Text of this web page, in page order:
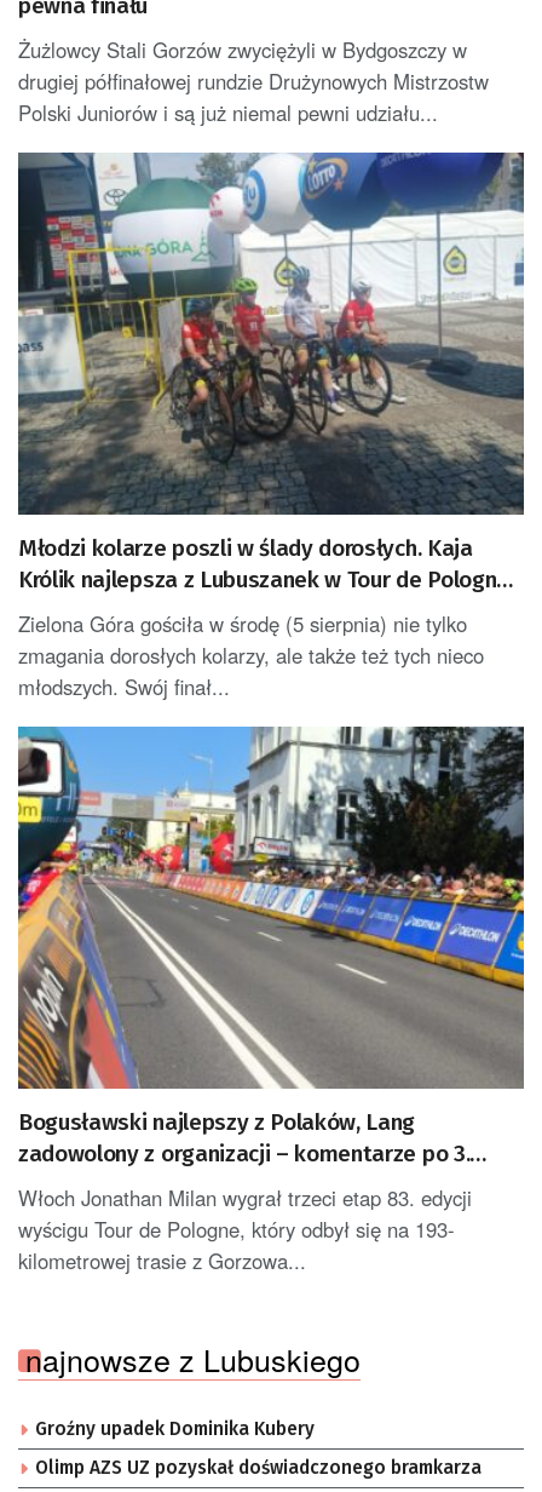
pewna finału
Żużlowcy Stali Gorzów zwyciężyli w Bydgoszczy w
drugiej półfinałowej rundzie Drużynowych Mistrzostw
Polski Juniorów i są już niemal pewni udziału...
Młodzi kolarze poszli w ślady dorosłych. Kaja
Królik najlepsza z Lubuszanek w Tour de Pologne
Junior
Zielona Góra gościła w środę (5 sierpnia) nie tylko
zmagania dorosłych kolarzy, ale także też tych nieco
młodszych. Swój finał...
Bogusławski najlepszy z Polaków, Lang
zadowolony z organizacji – komentarze po 3.
etapie Tour de Pologne
Włoch Jonathan Milan wygrał trzeci etap 83. edycji
wyścigu Tour de Pologne, który odbył się na 193-
kilometrowej trasie z Gorzowa...
najnowsze z Lubuskiego
Groźny upadek Dominika Kubery
Olimp AZS UZ pozyskał doświadczonego bramkarza